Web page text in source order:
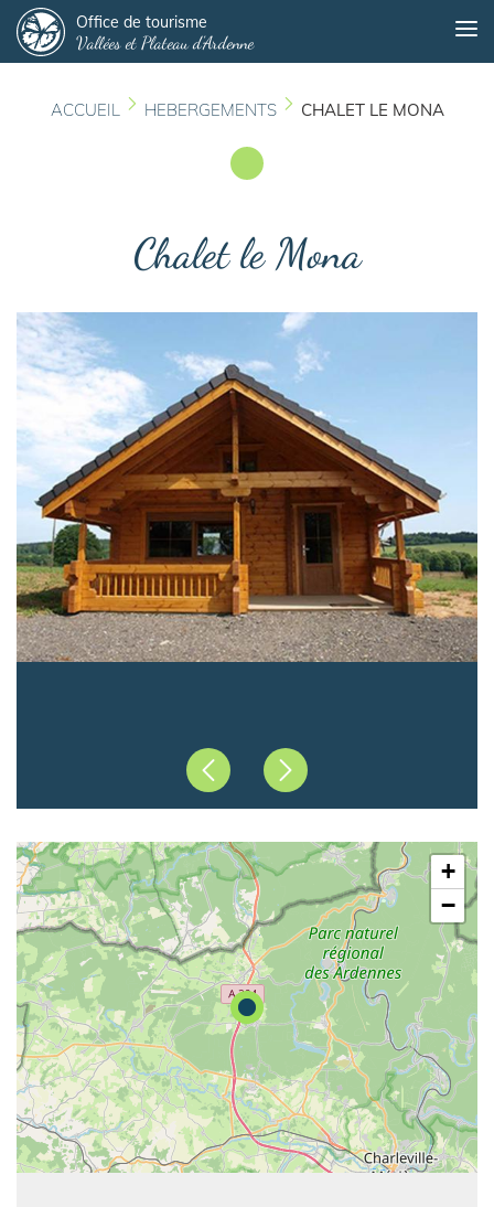
au
contenu
principal
Office de tourisme
Vallées et Plateau d'Ardenne
ACCUEIL HEBERGEMENTS CHALET LE MONA
Chalet le Mona
PrécédentSuivant
+
−
Panneau de gestion des cookies